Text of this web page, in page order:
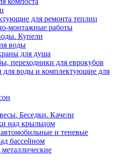
для ремонта теплиц
монтажные работы
Купели
воды
для душа
переходники для еврокубов
для воды и комплектующие для
Беседки. Качели
над крыльцом
и теневые
бассейном
металлическиe